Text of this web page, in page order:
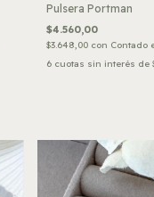
Pulsera Portman
$4.560,00
$3.648,00 con Contado
6 cuotas sin interés de